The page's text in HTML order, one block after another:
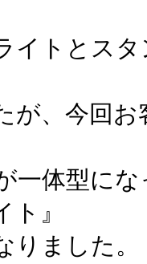
イトとス
が、今回
一体型に
』
りました。